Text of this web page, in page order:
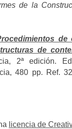
de la
de
de
2ª edición.
480 pp. Ref.
licencia de